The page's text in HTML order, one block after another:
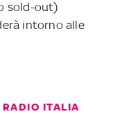
sold-out)
intorno alle
RADIO ITALIA